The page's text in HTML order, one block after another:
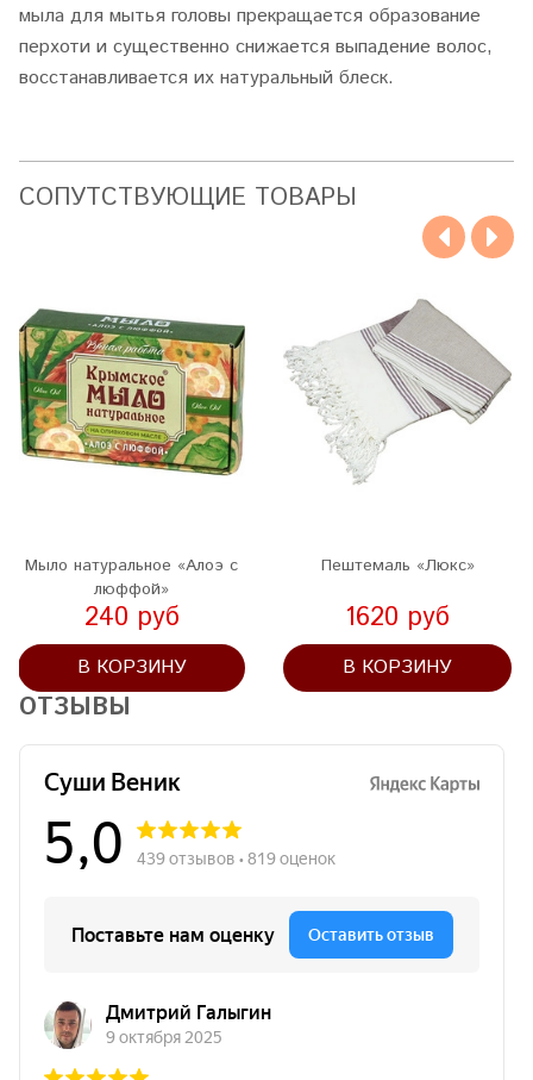
мыла для мытья головы прекращается образование
перхоти и существенно снижается выпадение волос,
восстанавливается их натуральный блеск.
CОПУТСТВУЮЩИЕ ТОВАРЫ
Мыло натуральное «Алоэ с
люффой»
240 руб
В КОРЗИНУ
Пештемаль «Люкс»
1620 руб
В КОРЗИНУ
ОТЗЫВЫ